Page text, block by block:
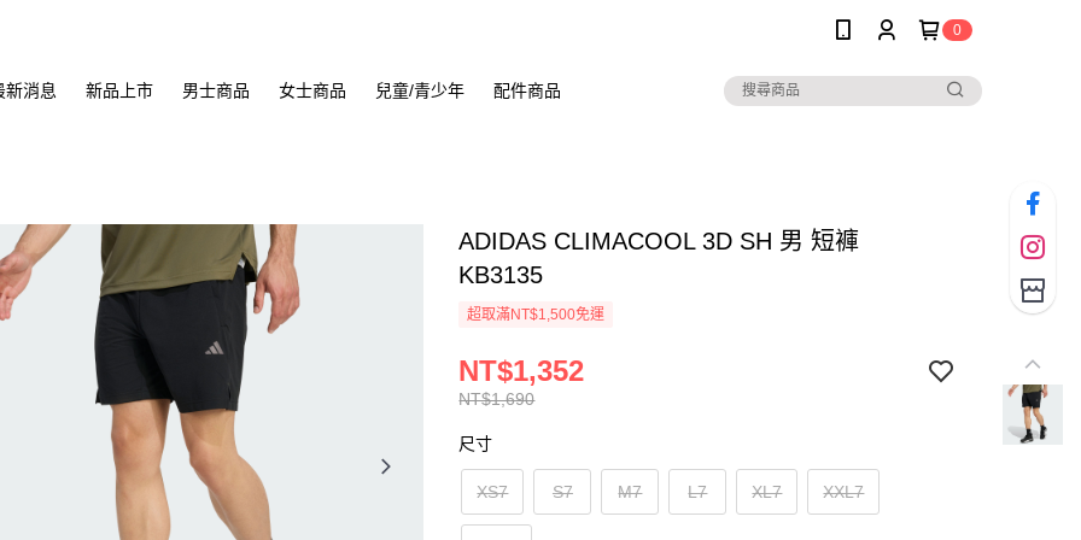
0
新消息 新品上市 男士商品 女士商品 兒童/青少年 配件商品
ADIDAS CLIMACOOL 3D SH 男 短褲
KB3135
超取滿NT$1,500免運
NT$1,690
NT$1,352
尺寸
XS7 S7 M7 L7 XL7 XXL7